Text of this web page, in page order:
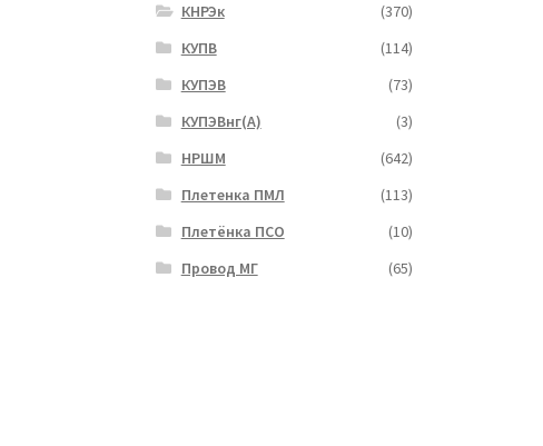
КНРЭк
(370)
КУПВ
(114)
КУПЭВ
(73)
КУПЭВнг(А)
(3)
НРШМ
(642)
Плетенка ПМЛ
(113)
Плетёнка ПСО
(10)
Провод МГ
(65)